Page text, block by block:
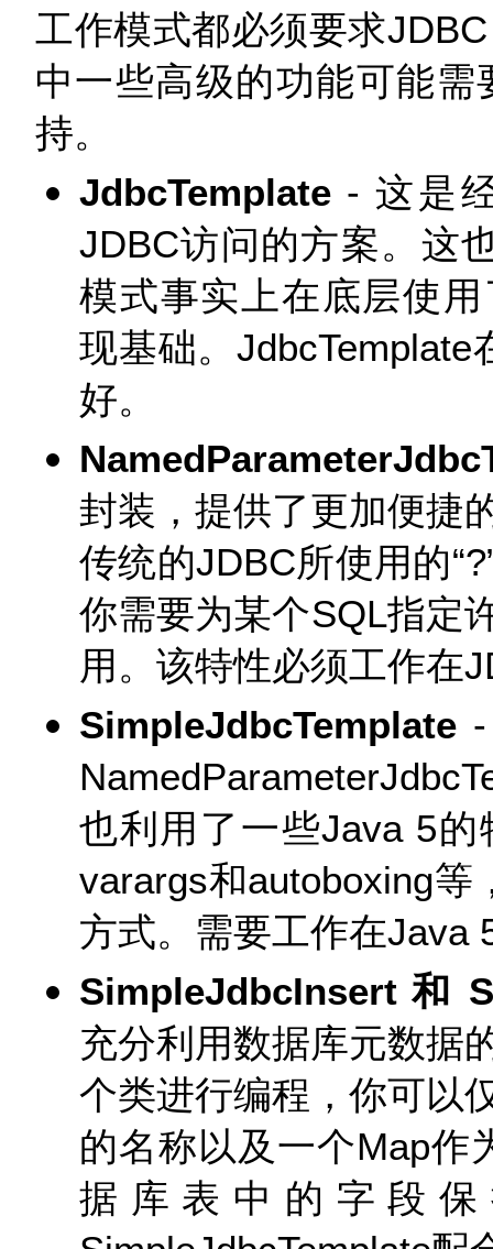
工作模式都必须要求
中一些高级的功能可能
持。
JdbcTemplate - 这是
JDBC访问的方案。这
模式事实上在底层使
现基础。
好。
封装，提供了更加便捷
传统的JDBC所使用的
你需要为某个SQL指定
用。该特性必须工作在
SimpleJdbcTemplate
也利用了一些Java 5
varargs和autoboxing
方式。需要工作在Java
SimpleJdbcInsert 和
充分利用数据库元数据
个类进行编程，你可以
的名称以及一个Map作
据库表中的字段